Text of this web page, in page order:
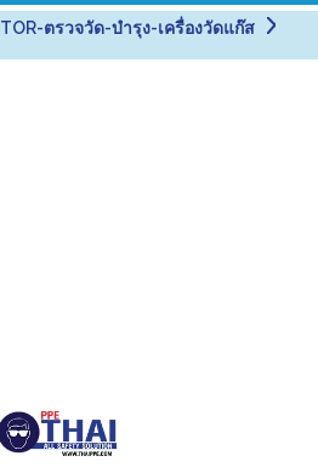
ตรวจวัด-บำรุง-เครื่องวัดแก๊ส